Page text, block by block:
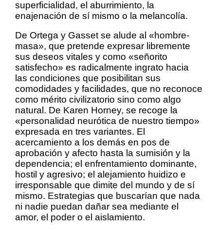
superficialidad, el aburrimiento, la
enajenación de sí mismo o la melancolía.
De Ortega y Gasset se alude al «hombre-
masa», que pretende expresar libremente
sus deseos vitales y como «señorito
satisfecho» es radicalmente ingrato hacia
las condiciones que posibilitan sus
comodidades y facilidades, que no reconoce
como mérito civilizatorio sino como algo
natural. De Karen Horney, se recoge la
«personalidad neurótica de nuestro tiempo»
expresada en tres variantes. El
acercamiento a los demás en pos de
aprobación y afecto hasta la sumisión y la
dependencia; el enfrentamiento dominante,
hostil y agresivo; el alejamiento huidizo e
irresponsable que dimite del mundo y de sí
mismo. Estrategias que buscarían que nada
ni nadie puedan dañar sea mediante el
amor, el poder o el aislamiento.